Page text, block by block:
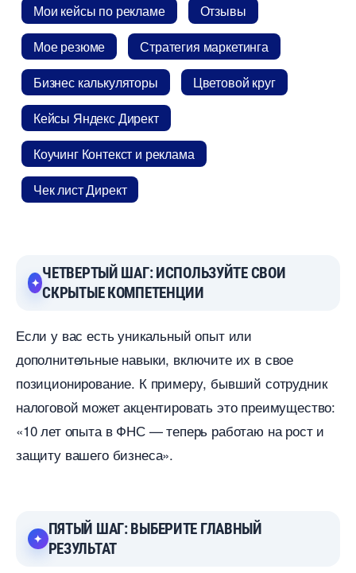
Мои кейсы по рекламе
Отзывы
Мое резюме
Стратегия маркетинга
Бизнес калькуляторы
Цветовой кру
Кейсы Яндекс Директ
Коучинг Контекст и реклама
Чек лист Директ
ЧЕТВЕРТЫЙ ШАГ: ИСПОЛЬЗУЙТЕ СВОИ
СКРЫТЫЕ КОМПЕТЕНЦИИ
Если у вас есть уникальный опыт или
дополнительные навыки, включите их в свое
позиционирование. К примеру, бывший сотрудник
налоговой может акцентировать это преимущество:
«10 лет опыта в ФНС — теперь работаю на рост и
защиту вашего бизнеса».
ПЯТЫЙ ШАГ: ВЫБЕРИТЕ ГЛАВНЫЙ
РЕЗУЛЬТАТ